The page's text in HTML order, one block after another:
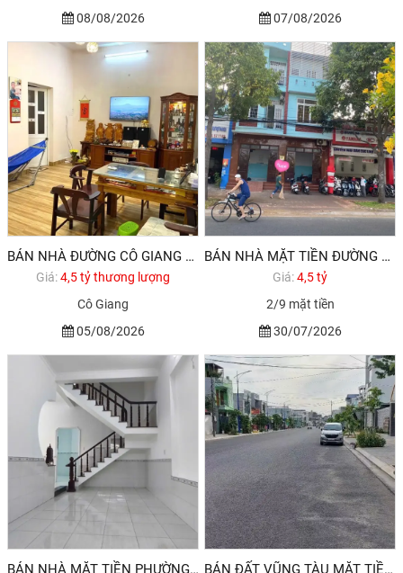
08/08/2026
07/08/2026
BÁN NHÀ ĐƯỜNG CÔ GIANG VŨNG TÀU
Giá:4,5 tỷ thương lượng
Cô Giang
05/08/2026
BÁN NHÀ MẶT TIỀN ĐƯỜNG 2/9 VŨNG TÀU DƯỚI 5 TỶ 1TR 2 LẦU
Giá:4,5 tỷ
2/9 mặt tiền
30/07/2026
BÁN NHÀ MẶT TIỀN PHƯỜNG RẠCH DỪA VŨNG TÀU BÁN ĐẤT VŨNG TÀU MẶT TIỀN ĐƯỜNG PHẠM VĂN DINH PHƯỜNG THẮNG NHẤT